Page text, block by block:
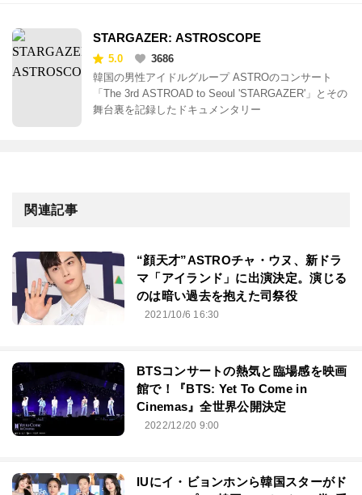
STARGAZER: ASTROSCOPE
5.0
3686
韓国の男性アイドルグループ ASTROのコンサート
「The 3rd ASTROAD to Seoul 'STARGAZER'」とその
舞台裏を記録したドキュメンタリー
関連記事
“顔天才”ASTROチャ・ウヌ、新ドラ
マ「アイランド」に出演決定。演じる
のは暗い過去を抱えた司祭役
2021/10/6 16:30
BTSコンサートの熱気と臨場感を映画
館で！『BTS: Yet To Come in
Cinemas』全世界公開決定
2022/12/20 9:00
IUにイ・ビョンホンら韓国スターがド